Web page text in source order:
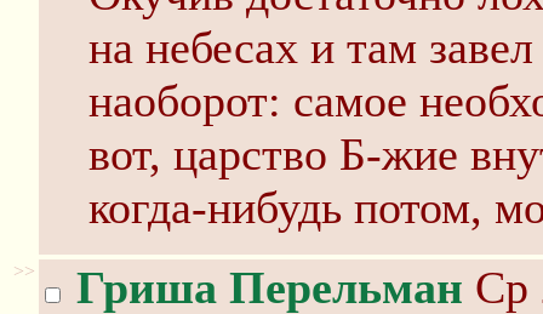
на небесах и там
наоборот: самое
вот, царство Б-жие
когда-нибудь потом,
>> Гриша Перельман Ср